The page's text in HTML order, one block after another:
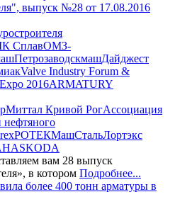
выпуск №28 от 17.08.2016
СплавОМЗ-
ПетрозаводскмашДайджест
Valve Industry Forum &
2016ARMATURY
Кривой РогАссоциация
нефтяного
РОТЕКМашСтальЛортэкс
SKODA
вам 28 выпуск
в котором Подробнее...